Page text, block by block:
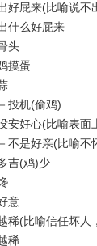
好屁来(比喻说不
什么好屁来
头
摸蛋
投机(偷鸡)
安好心(比喻表面
不是好亲(比喻不
吉(鸡)少
意
稀(比喻信任坏人
稀